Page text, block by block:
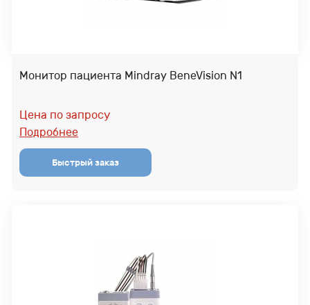
Монитор пациента Mindray BeneVision N1
Цена по запросу
Подробнее